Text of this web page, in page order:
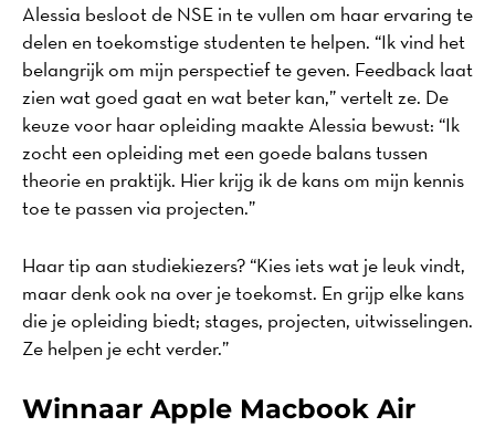
Alessia besloot de NSE in te vullen om haar ervaring te
delen en toekomstige studenten te helpen. “Ik vind het
belangrijk om mijn perspectief te geven. Feedback laat
zien wat goed gaat en wat beter kan,” vertelt ze. De
keuze voor haar opleiding maakte Alessia bewust: “Ik
zocht een opleiding met een goede balans tussen
theorie en praktijk. Hier krijg ik de kans om mijn kennis
toe te passen via projecten.”
Haar tip aan studiekiezers? “Kies iets wat je leuk vindt,
maar denk ook na over je toekomst. En grijp elke kans
die je opleiding biedt; stages, projecten, uitwisselingen.
Ze helpen je echt verder.”
Winnaar Apple Macbook Air